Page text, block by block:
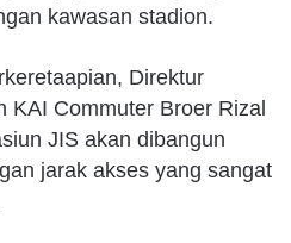
kawasan stadion.
Direktur
KAI Commuter Broer Rizal
JIS akan dibangun
jarak akses yang sangat